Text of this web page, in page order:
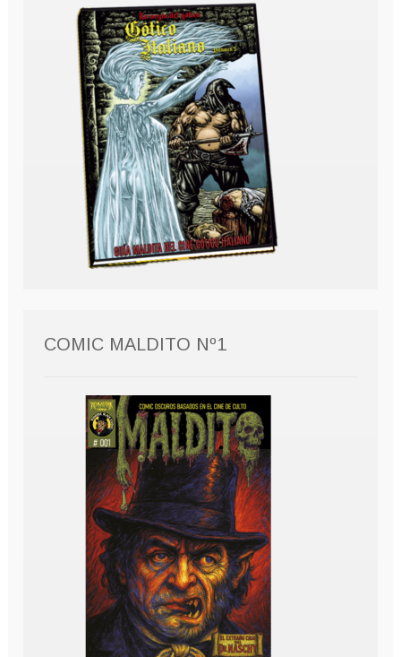
COMIC MALDITO Nº1